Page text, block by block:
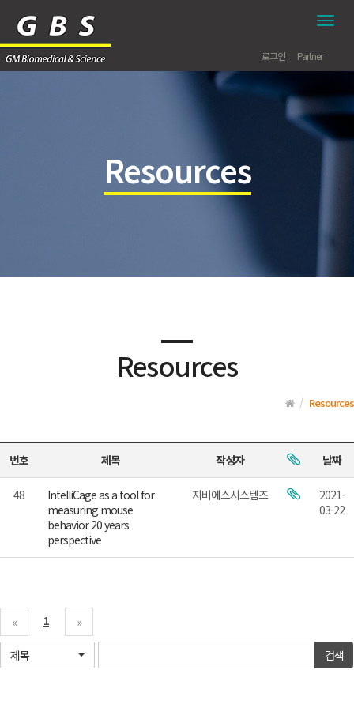
로그인 Partner
모
네
게
이
션
Resources
Resources
Resources
번호 제목 작성자 날짜
48
IntelliCage as a tool for
measuring mouse
behavior 20 years
perspective
지비에스시스템즈
2021-
03-22
« 1 »
제목